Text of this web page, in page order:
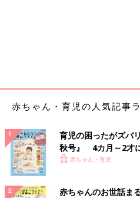
まうんです。
私は、2～3歳のときから“これ以
はいけない”と思って、泣きたく
代わり、みんなが夜寝たら、担当
きました。担当の職員さんは、一
てくれました。
赤ちゃん・育児の人気記事
育児の困ったがズバ
秋号』 4カ月～2才
いっぱい！
赤ちゃん・育児
赤ちゃんのお世話ま